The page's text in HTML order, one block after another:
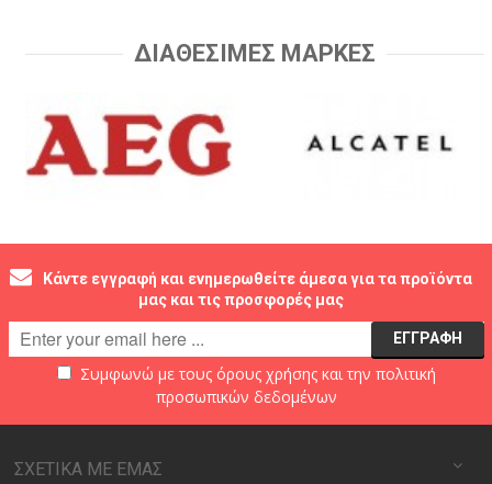
ΔΙΑΘΕΣΙΜΕΣ ΜΑΡΚΕΣ
Κάντε εγγραφή και ενημερωθείτε άμεσα για τα προϊόντα
μας και τις προσφορές μας
Συμφωνώ με τους όρους χρήσηςκαι την πολιτική
προσωπικών δεδομένων
ΣΧΕΤΙΚΑ ΜΕ ΕΜΑΣ